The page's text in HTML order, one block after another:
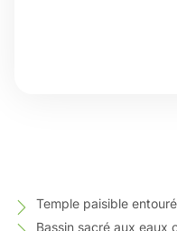
Temple paisible
Bassin sacré aux eaux